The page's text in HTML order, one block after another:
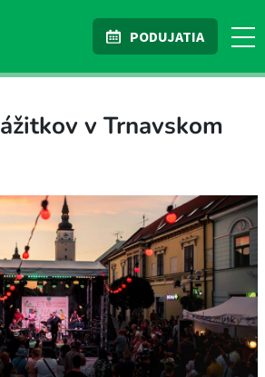
PODUJATIA
v Trnavskom